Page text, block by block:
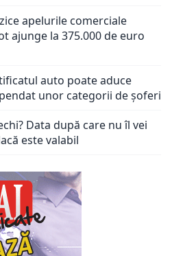
apelurile comerciale
ajunge la 375.000 de euro
auto poate aduce
unor categorii de șoferi
Data după care nu îl vei
este valabil